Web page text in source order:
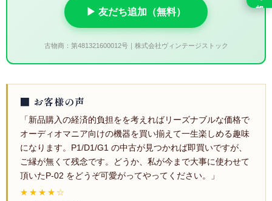
▶ 友だち追加（無料）
古物商：第481321600012号｜株式会社ヴィンテージストック
■ お客様の声
「新品購入の経済的負担をを考えればリーズナブルな価格で
オーディオマニア向けの機器を買い揃えて一生楽しめる趣味
になります。P1/D1/G1 の中古が見つかれば即買いですが、
ご縁が無くて残念です。どうか、私が今まで大事に使わせて
頂いたP-02 をどうぞ可愛がってやってください。」
★★★★☆